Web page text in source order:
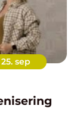
25. sep